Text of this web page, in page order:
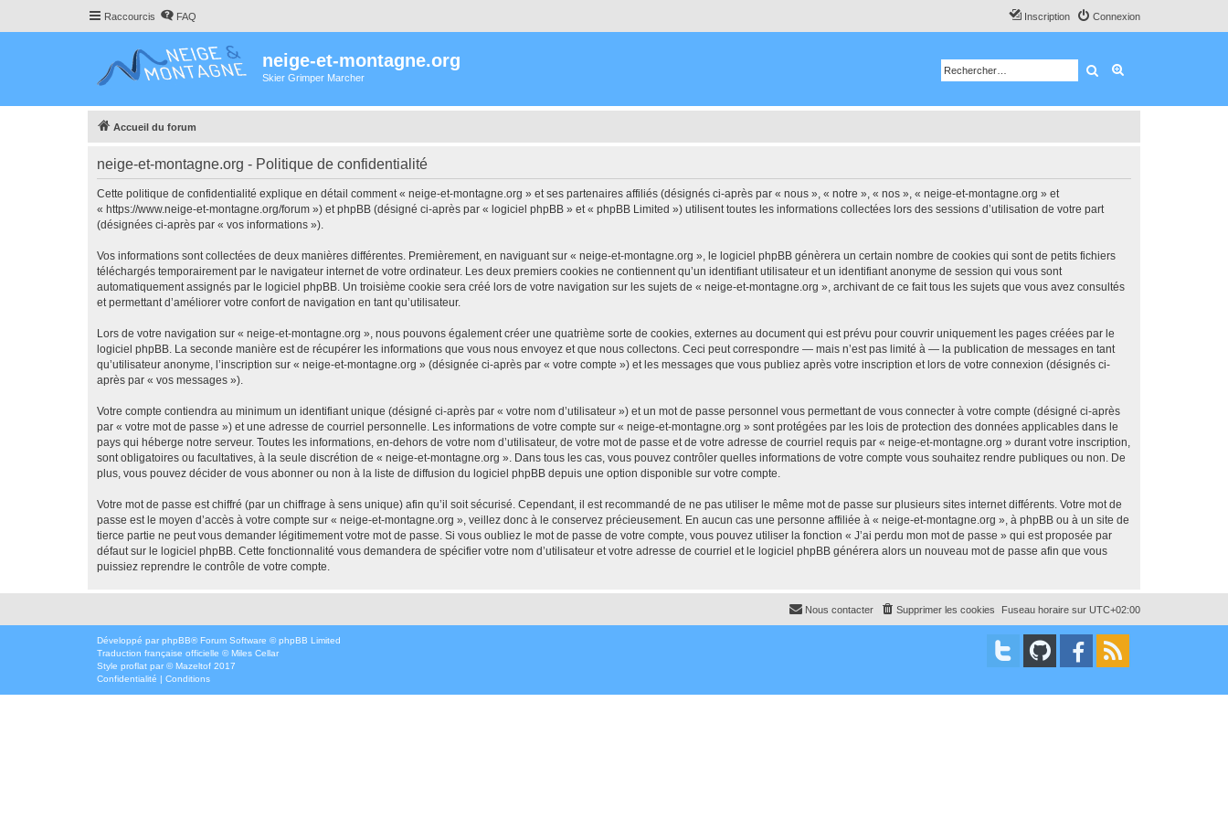
Raccourcis FAQ Connexion
Inscription
neige-et-montagne.org
Skier Grimper Marcher Rechercher
Accueil du forum
neige-et-montagne.org - Politique de confidentialité
Cette politique de confidentialité explique en détail comment « neige-et-montagne.org » et ses partenaires affiliés (désignés ci-après par « nous », « notre », « nos », « neige-et-montagne.org » et
« https://www.neige-et-montagne.org/forum ») et phpBB (désigné ci-après par « logiciel phpBB » et « phpBB Limited ») utilisent toutes les informations collectées lors des sessions d’utilisation de votre part
(désignées ci-après par « vos informations »).
Vos informations sont collectées de deux manières différentes. Premièrement, en naviguant sur « neige-et-montagne.org », le logiciel phpBB génèrera un certain nombre de cookies qui sont de petits fichiers
téléchargés temporairement par le navigateur internet de votre ordinateur. Les deux premiers cookies ne contiennent qu’un identifiant utilisateur et un identifiant anonyme de session qui vous sont
automatiquement assignés par le logiciel phpBB. Un troisième cookie sera créé lors de votre navigation sur les sujets de « neige-et-montagne.org », archivant de ce fait tous les sujets que vous avez consultés
et permettant d’améliorer votre confort de navigation en tant qu’utilisateur.
Lors de votre navigation sur « neige-et-montagne.org », nous pouvons également créer une quatrième sorte de cookies, externes au document qui est prévu pour couvrir uniquement les pages créées par le
logiciel phpBB. La seconde manière est de récupérer les informations que vous nous envoyez et que nous collectons. Ceci peut correspondre — mais n’est pas limité à — la publication de messages en tant
qu’utilisateur anonyme, l’inscription sur « neige-et-montagne.org » (désignée ci-après par « votre compte ») et les messages que vous publiez après votre inscription et lors de votre connexion (désignés ci-
après par « vos messages »).
Votre compte contiendra au minimum un identifiant unique (désigné ci-après par « votre nom d’utilisateur ») et un mot de passe personnel vous permettant de vous connecter à votre compte (désigné ci-après
par « votre mot de passe ») et une adresse de courriel personnelle. Les informations de votre compte sur « neige-et-montagne.org » sont protégées par les lois de protection des données applicables dans le
pays qui héberge notre serveur. Toutes les informations, en-dehors de votre nom d’utilisateur, de votre mot de passe et de votre adresse de courriel requis par « neige-et-montagne.org » durant votre inscription,
sont obligatoires ou facultatives, à la seule discrétion de « neige-et-montagne.org ». Dans tous les cas, vous pouvez contrôler quelles informations de votre compte vous souhaitez rendre publiques ou non. De
plus, vous pouvez décider de vous abonner ou non à la liste de diffusion du logiciel phpBB depuis une option disponible sur votre compte.
Votre mot de passe est chiffré (par un chiffrage à sens unique) afin qu’il soit sécurisé. Cependant, il est recommandé de ne pas utiliser le même mot de passe sur plusieurs sites internet différents. Votre mot de
passe est le moyen d’accès à votre compte sur « neige-et-montagne.org », veillez donc à le conservez précieusement. En aucun cas une personne affiliée à « neige-et-montagne.org », à phpBB ou à un site de
tierce partie ne peut vous demander légitimement votre mot de passe. Si vous oubliez le mot de passe de votre compte, vous pouvez utiliser la fonction « J’ai perdu mon mot de passe » qui est proposée par
défaut sur le logiciel phpBB. Cette fonctionnalité vous demandera de spécifier votre nom d’utilisateur et votre adresse de courriel et le logiciel phpBB générera alors un nouveau mot de passe afin que vous
puissiez reprendre le contrôle de votre compte.
Fuseau horaire sur UTC+02:00
Supprimer les cookies
Nous contacter
Développé par phpBB® Forum Software © phpBB Limited
Traduction française officielle ©Miles Cellar
Style proflat par ©Mazeltof 2017
Confidentialité | Conditions